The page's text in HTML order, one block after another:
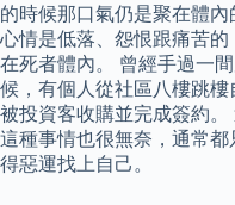
的時候那口氣仍是聚在體
心情是低落、怨恨跟痛苦
在死者體內。 曾經手過一
候，有個人從社區八樓跳
被投資客收購並完成簽約
這種事情也很無奈，通常
得惡運找上自己。